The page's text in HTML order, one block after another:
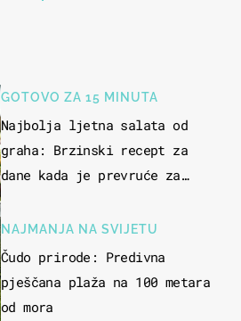
GOTOVO ZA 15 MINUTA
Najbolja ljetna salata od
graha: Brzinski recept za
dane kada je prevruće za
NAJMANJA NA SVIJETU
Čudo prirode: Predivna
pješčana plaža na 100 metara
od mora